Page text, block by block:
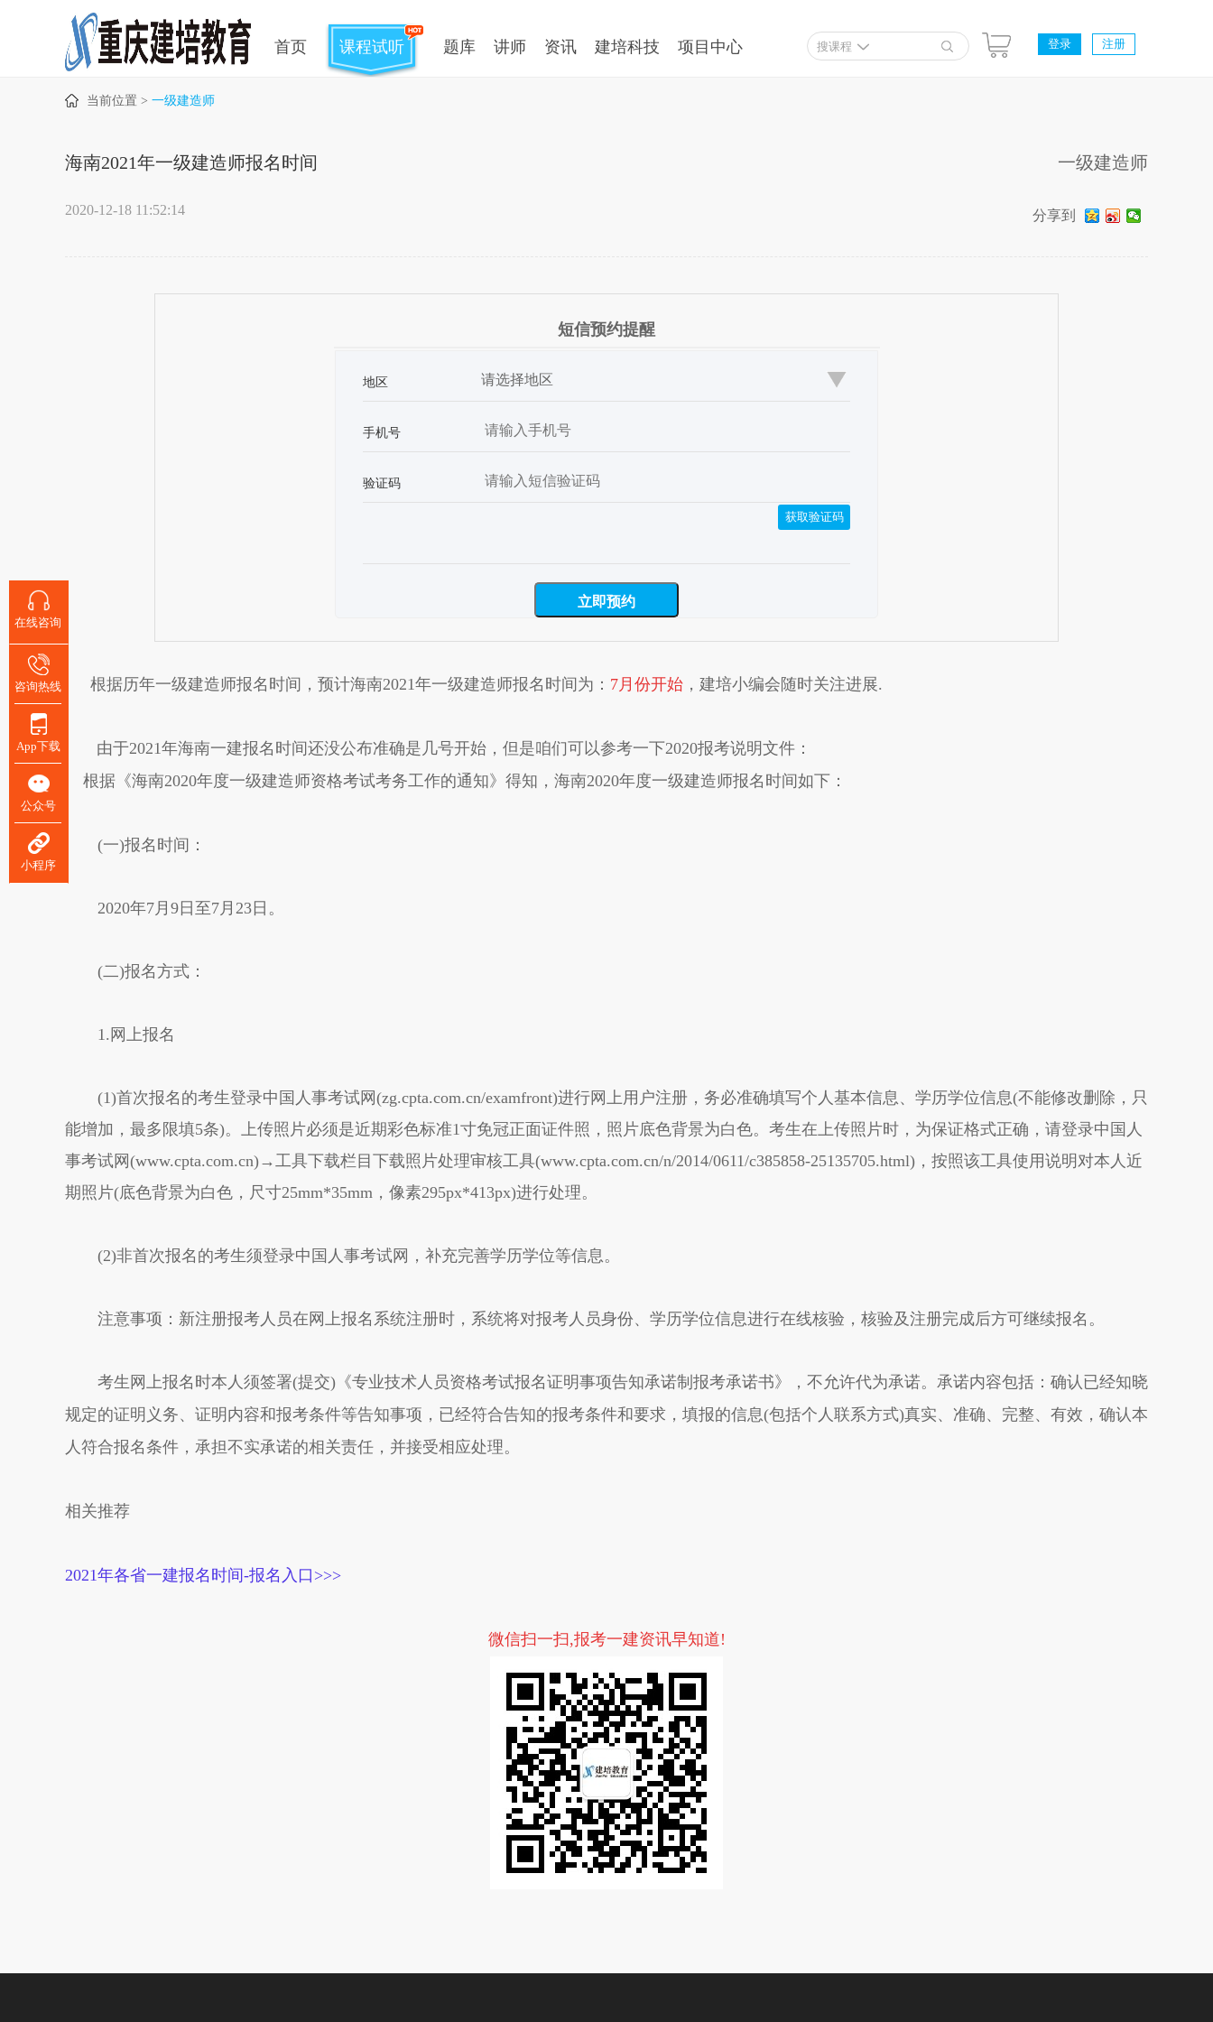
首页 课程试听 题库 讲师 资讯 建培科技 项目中心 搜课程 登录 注册
当前位置 > 一级建造师
海南2021年一级建造师报名时间
2020-12-18 11:52:14
一级建造师
分享到
短信预约提醒
地区
手机号
验证码
获取验证码
根据历年一级建造师报名时间，预计海南2021年一级建造师报名时间为： 7月份开始 ，建培小编会随时关注进展.
由于2021年海南一建报名时间还没公布准确是几号开始，但是咱们可以参考一下2020报考说明文件：
根据《海南2020年度一级建造师资格考试考务工作的通知》得知，海南2020年度一级建造师报名时间如下：
(一)报名时间：
2020年7月9日至7月23日。
(二)报名方式：
1.网上报名
(1)首次报名的考生登录中国人事考试网(zg.cpta.com.cn/examfront)进行网上用户注册，务必准确填写个人基本信息、学历学位信息(不能修改删除，只
能增加，最多限填5条)。上传照片必须是近期彩色标准1寸免冠正面证件照，照片底色背景为白色。考生在上传照片时，为保证格式正确，请登录中国人
事考试网(www.cpta.com.cn)→工具下载栏目下载照片处理审核工具(www.cpta.com.cn/n/2014/0611/c385858-25135705.html)，按照该工具使用说明对本人近
期照片(底色背景为白色，尺寸25mm*35mm，像素295px*413px)进行处理。
(2)非首次报名的考生须登录中国人事考试网，补充完善学历学位等信息。
注意事项：新注册报考人员在网上报名系统注册时，系统将对报考人员身份、学历学位信息进行在线核验，核验及注册完成后方可继续报名。
考生网上报名时本人须签署(提交)《专业技术人员资格考试报名证明事项告知承诺制报考承诺书》，不允许代为承诺。承诺内容包括：确认已经知晓
规定的证明义务、证明内容和报考条件等告知事项，已经符合告知的报考条件和要求，填报的信息(包括个人联系方式)真实、准确、完整、有效，确认本
人符合报名条件，承担不实承诺的相关责任，并接受相应处理。
相关推荐
2021年各省一建报名时间-报名入口>>>
微信扫一扫,报考一建资讯早知道!
在线咨询
咨询热线
App下载
公众号
小程序